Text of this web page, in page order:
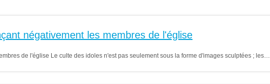
négativement les membres de l'église
de l'église Le culte des idoles n'est pas seulement sous la forme d'images sculptées ; les…